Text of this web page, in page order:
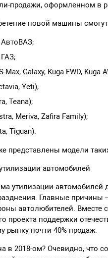
продажи, оформленном в
новой машины
Max, Galaxy, Kuga FWD, Kuga
Yeti);
Teana);
Meriva, Zafira Family);
Tiguan).
представлены модели
автомобилей
утилизации
Главные
автолюбителей.
проекта поддержки
рынку почти 40% продаж.
в 2018-ом? Очевидно, что